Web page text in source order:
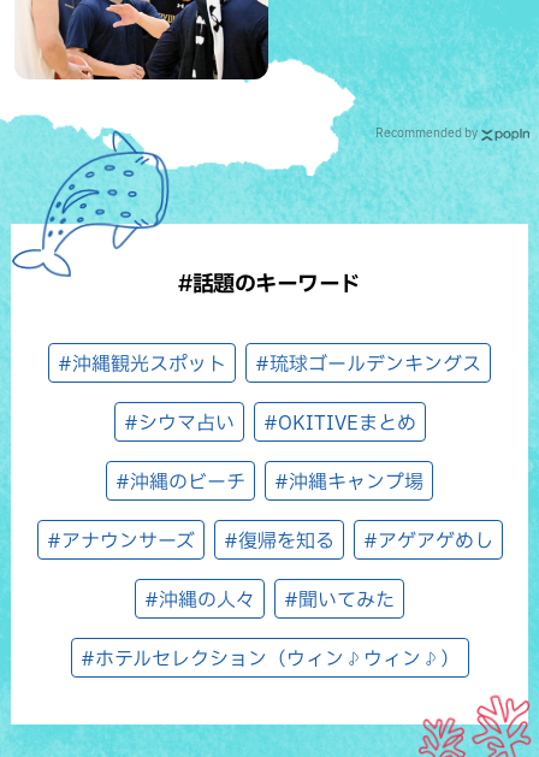
信頼を寄せる理由
Recommended by
#話題のキーワード
#沖縄観光スポット #琉球ゴールデンキングス
#シウマ占い #OKITIVEまとめ
#沖縄のビーチ #沖縄キャンプ場
#アナウンサーズ #復帰を知る #アゲアゲめし
#沖縄の人々 #聞いてみた
#ホテルセレクション（ウィン♪ウィン♪）